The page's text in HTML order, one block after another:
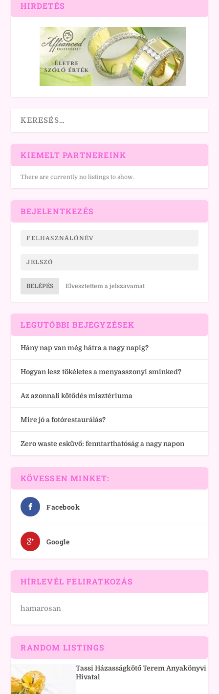
HIRDETÉS
KIEMELT PARTNEREINK
There are currently no listings to show.
BEJELENTKEZÉS
BELÉPÉS Elvesztettem a jelszavamat
LEGUTÓBBI BEJEGYZÉSEK
Hány nap van még hátra a nagy napig?
Hogyan lesz tökéletes a menyasszonyi sminked?
Az azonnali kötődés misztériuma
Mire jó a fotórestaurálás?
Zero waste esküvő: fenntarthatóság a nagy napon
KÖVESSEN MINKET:
Facebook
Google
HÍRLEVÉL FELIRATKOZÁS
hamarosan
RANDOM LISTINGS
Tassi Házasságkötő Terem Anyakönyvi
Hivatal